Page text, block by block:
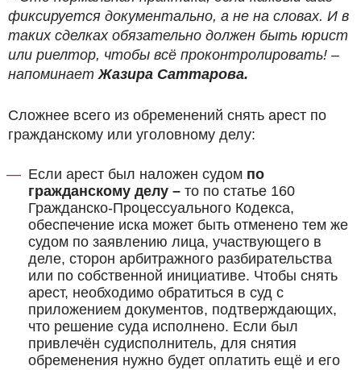
фиксируется документально, а не на словах. И в
таких сделках обязательно должен быть юрист
или риелтор, чтобы всё проконтролировать! –
напоминает Жазира Саттарова.
Сложнее всего из обременений снять арест по
гражданскому или уголовному делу:
Если арест был наложен судом по
гражданскому делу – то по статье 160
Гражданско-Процессуального Кодекса,
обеспечение иска может быть отменено тем же
судом по заявлению лица, участвующего в
деле, сторон арбитражного разбирательства
или по собственной инициативе. Чтобы снять
арест, необходимо обратиться в суд с
приложением документов, подтверждающих,
что решение суда исполнено. Если был
привлечён судисполнитель, для снятия
обременения нужно будет оплатить ещё и его